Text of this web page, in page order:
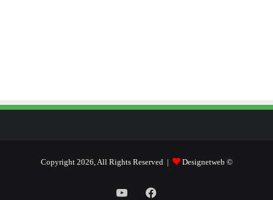
© Copyright 2026, All Rights Reserved |
Designetweb
فيسبوك